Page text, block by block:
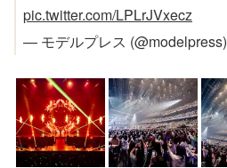
pic.twitter.com/LPLrJVxecz
— モデルプレス (@modelpress)